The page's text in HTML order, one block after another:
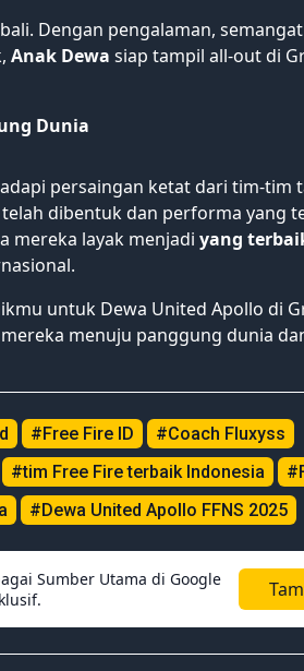
Dengan pengalaman,
Anak Dewa siap tampil all-out di
Dunia
persaingan ketat dari tim-tim
dibentuk dan performa yang
mereka layak menjadi yang
untuk Dewa United Apollo di
menuju panggung dunia
#Free Fire ID
#Coach Fluxyss
#tim Free Fire terbaik Indonesia
#Dewa United Apollo FFNS 2025
Sumber Utama di Google